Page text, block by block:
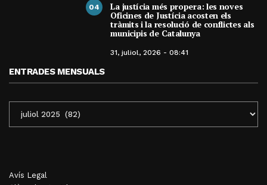
04 La justícia més propera: les noves
Oficines de Justícia acosten els
tràmits i la resolució de conflictes als
municipis de Catalunya
31, juliol, 2026 - 08:41
ENTRADES MENSUALS
MENSUALS
Avís Legal